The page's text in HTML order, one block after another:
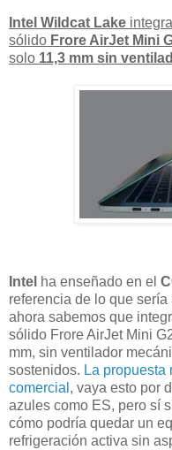
Intel Wildcat Lake
sólido Frore AirJet Mini
solo 11,3 mm sin
Intel ha enseñado en el
referencia de lo que sería
ahora sabemos que
sólido Frore AirJet Mini
mm, sin ventilador
sostenidos. La propuesta
comercial , vaya esto por
azules como ES, pero sí
cómo podría quedar un
refrigeración activa sin